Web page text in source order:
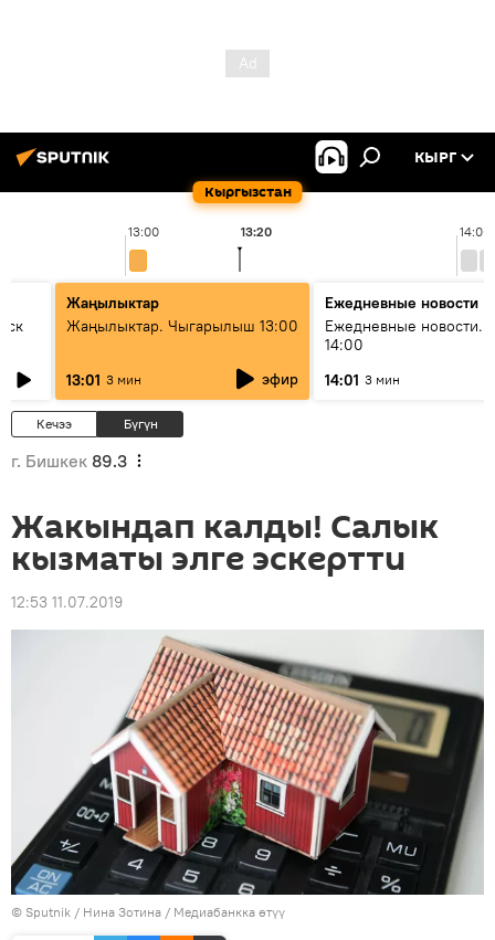
Кыргызстан
КЫРГ
13:00 14:00
13:20
Жаңылыктар
Жаңылыктар. Чыгарылыш 13:00
13:01 3 мин эфир
Ежедневные новости
Ежедневные новости.
14:00
14:01 3 мин
Кечээ Бүгүн
г. Бишкек 89.3
Жакындап калды! Салык
кызматы элге эскертти
12:53 11.07.2019
© Sputnik / Нина Зотина / Медиабанкка өтүү